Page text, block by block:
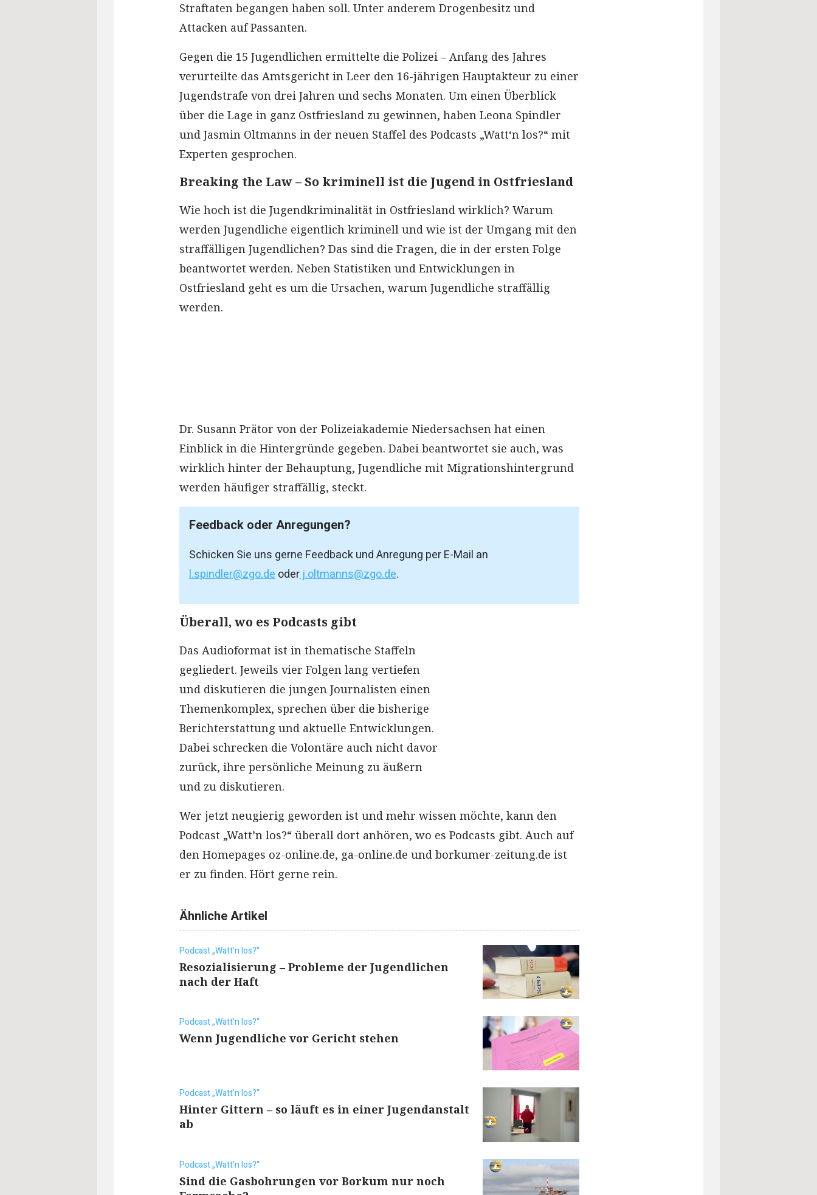
Straftaten begangen haben soll. Unter anderem Drogenbesitz und
Attacken auf Passanten.
Gegen die 15 Jugendlichen ermittelte die Polizei – Anfang des Jahres
verurteilte das Amtsgericht in Leer den 16-jährigen Hauptakteur zu einer
Jugendstrafe von drei Jahren und sechs Monaten. Um einen Überblick
über die Lage in ganz Ostfriesland zu gewinnen, haben Leona Spindler
und Jasmin Oltmanns in der neuen Staffel des Podcasts „Watt‘n los?“ mit
Experten gesprochen.
Breaking the Law – So kriminell ist die Jugend in Ostfriesland
Wie hoch ist die Jugendkriminalität in Ostfriesland wirklich? Warum
werden Jugendliche eigentlich kriminell und wie ist der Umgang mit den
straffälligen Jugendlichen? Das sind die Fragen, die in der ersten Folge
beantwortet werden. Neben Statistiken und Entwicklungen in
Ostfriesland geht es um die Ursachen, warum Jugendliche straffällig
werden.
Dr. Susann Prätor von der Polizeiakademie Niedersachsen hat einen
Einblick in die Hintergründe gegeben. Dabei beantwortet sie auch, was
wirklich hinter der Behauptung, Jugendliche mit Migrationshintergrund
werden häufiger straffällig, steckt.
Feedback oder Anregungen?
Schicken Sie uns gerne Feedback und Anregung per E-Mail an
l.spindler@zgo.deoderj.oltmanns@zgo.de.
Überall, wo es Podcasts gibt
Das Audioformat ist in thematische Staffeln
gegliedert. Jeweils vier Folgen lang vertiefen
und diskutieren die jungen Journalisten einen
Themenkomplex, sprechen über die bisherige
Berichterstattung und aktuelle Entwicklungen.
Dabei schrecken die Volontäre auch nicht davor
zurück, ihre persönliche Meinung zu äußern
und zu diskutieren.
Wer jetzt neugierig geworden ist und mehr wissen möchte, kann den
Podcast „Watt’n los?“ überall dort anhören, wo es Podcasts gibt. Auch auf
den Homepages oz-online.de, ga-online.de und borkumer-zeitung.de ist
er zu finden. Hört gerne rein.
Ähnliche Artikel
Podcast „Watt’n los?“
Resozialisierung – Probleme der Jugendlichen
nach der Haft
Podcast „Watt’n los?“
Wenn Jugendliche vor Gericht stehen
Podcast „Watt’n los?“
Hinter Gittern – so läuft es in einer Jugendanstalt
ab
Podcast „Watt’n los?“
Sind die Gasbohrungen vor Borkum nur noch